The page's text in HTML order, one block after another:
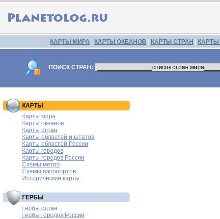
КАРТЫ МИРА КАРТЫ ОКЕАНОВ КАРТЫ СТРАН
ПОИСК СТРАН:
КАРТЫ
Карты мира
Карты океанов
Карты стран
Карты областей и штатов
Карты областей России
Карты городов
Карты городов России
Схемы метро
Схемы аэропортов
Исторические карты
ГЕРБЫ
Гербы стран
Гербы городов России